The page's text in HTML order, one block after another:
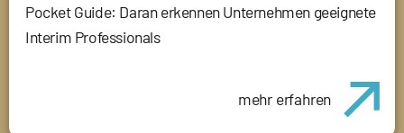
Pocket Guide: Daran erkennen Unternehmen geeignete
Interim Professionals
mehr erfahren